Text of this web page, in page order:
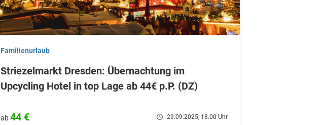
Familienurlaub
Striezelmarkt Dresden: Übernachtung im
Upcycling Hotel in top Lage ab 44€ p.P. (DZ)
ab44 € 29.09.2025, 18.00 Uhr